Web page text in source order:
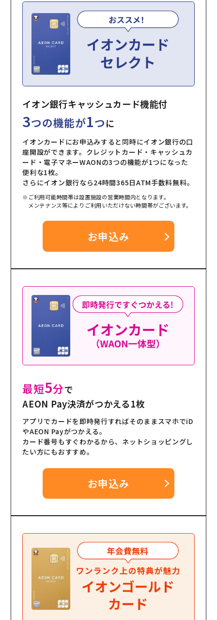
イオン銀行キャッシュカード機能付
3つの機能が1つに
イオンカードにお申込みすると同時にイオン銀行の口
座開設ができます。クレジットカード・キャッシュカ
ード・電子マネーWAONの3つの機能が1つになった
便利な1枚。
さらにイオン銀行なら24時間365日ATM手数料無料。
※ご利用可能時間帯は設置施設の営業時間内となります。
メンテナンス等によりご利用いただけない時間帯がございます。
お申込み
最短5分で
AEON Pay決済がつかえる1枚
アプリでカードを即時発行すればそのままスマホでiD
やAEON Payがつかえる。
カード番号もすぐわかるから、ネットショッピングし
たい方にもおすすめ。
お申込み